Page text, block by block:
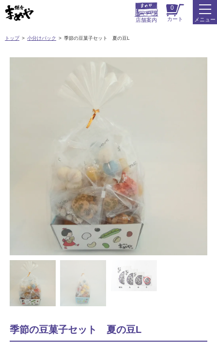
店舗案内
0
カート メニュー
トップ 小分けパック 季節の豆菓子セット 夏の豆L
季節の豆菓子セット 夏の豆L